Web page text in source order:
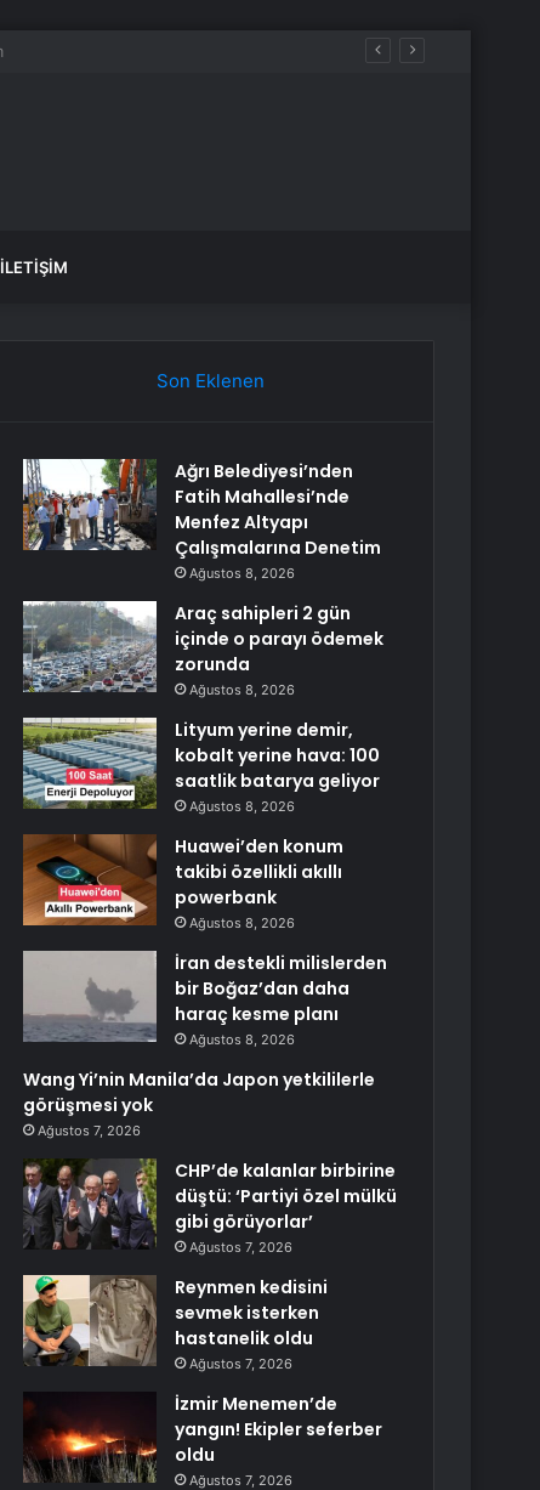
İLETIŞIM
Son Eklenen
Ağrı Belediyesi’nden
Fatih Mahallesi’nde
Menfez Altyapı
Çalışmalarına Denetim
Ağustos 8, 2026
Araç sahipleri 2 gün
içinde o parayı ödemek
zorunda
Ağustos 8, 2026
Lityum yerine demir,
kobalt yerine hava: 100
saatlik batarya geliyor
Ağustos 8, 2026
Huawei’den konum
takibi özellikli akıllı
powerbank
Ağustos 8, 2026
İran destekli milislerden
bir Boğaz’dan daha
haraç kesme planı
Ağustos 8, 2026
Wang Yi’nin Manila’da Japon yetkililerle
görüşmesi yok
Ağustos 7, 2026
CHP’de kalanlar birbirine
düştü: ‘Partiyi özel mülkü
gibi görüyorlar’
Ağustos 7, 2026
Reynmen kedisini
sevmek isterken
hastanelik oldu
Ağustos 7, 2026
İzmir Menemen’de
yangın! Ekipler seferber
oldu
Ağustos 7, 2026